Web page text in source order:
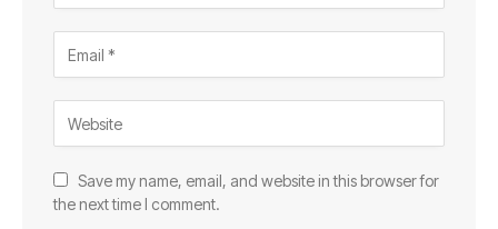
Save my name, email, and website in this browser for
the next time I comment.